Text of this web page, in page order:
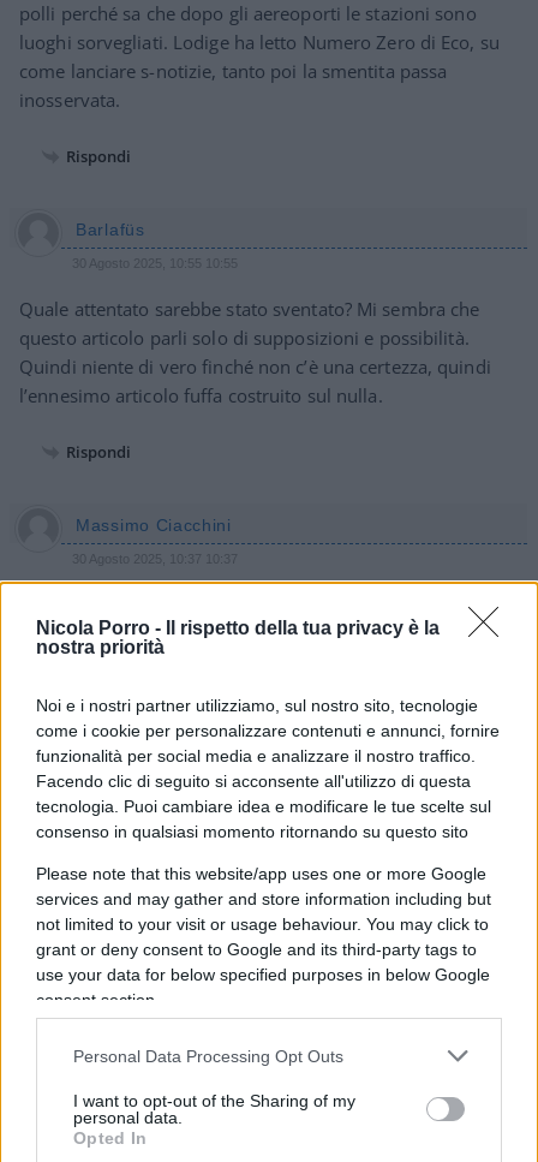
Nicola Porro -
Il rispetto della tua privacy è la
nostra priorità
Noi e i nostri partner utilizziamo, sul nostro sito, tecnologie
come i cookie per personalizzare contenuti e annunci, fornire
funzionalità per social media e analizzare il nostro traffico.
Facendo clic di seguito si acconsente all'utilizzo di questa
tecnologia. Puoi cambiare idea e modificare le tue scelte sul
consenso in qualsiasi momento ritornando su questo sito
Please note that this website/app uses one or more Google
services and may gather and store information including but
not limited to your visit or usage behaviour. You may click to
grant or deny consent to Google and its third-party tags to
use your data for below specified purposes in below Google
consent section.
Personal Data Processing Opt Outs
I want to opt-out of the Sharing of my
personal data.
Opted In
polli perché sa che dopo gli aereoporti le stazioni sono
luoghi sorvegliati. Lodige ha letto Numero Zero di Eco, su
come lanciare s-notizie, tanto poi la smentita passa
inosservata.
Rispondi
Barlafüs
30 Agosto 2025, 10:55 10:55
Quale attentato sarebbe stato sventato? Mi sembra che
questo articolo parli solo di supposizioni e possibilità.
Quindi niente di vero finché non c’è una certezza, quindi
l’ennesimo articolo fuffa costruito sul nulla.
Rispondi
Massimo Ciacchini
30 Agosto 2025, 10:37 10:37
e papa Woytyla in un intreccio satanico tra Urss-kgb e islam.
L’eretico bergoglio osannato dai nemici secolari della Chiesa
non per caso non l’ha sfiorato nessuno ….
Rispondi
Massimo Ciacchini
30 Agosto 2025, 10:33 10:33
Ma se era il più grande alleato per la scristianizzazione della
Chiesa e l’asservimento ai poteri forti massonici e filosofici…
di attentati a bergoglio se ne parli pure come tentativi
ipotesi, sta di fatto che i nostri “fratelli” musulmani quando
hanno davvero voluto hanno accoltellato Paolo VI
Maurizzzio
29 Agosto 2025, 18:42 18:42